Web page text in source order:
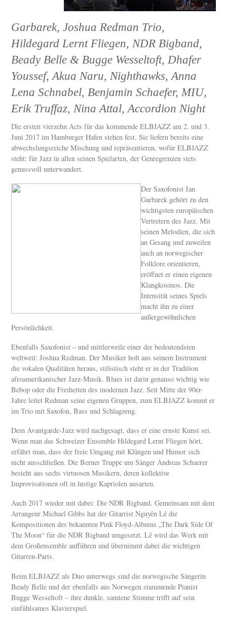
Garbarek, Joshua Redman Trio,
Hildegard Lernt Fliegen, NDR Bigband,
Beady Belle & Bugge Wesseltoft, Dhafer
Youssef, Akua Naru, Nighthawks, Anna
Lena Schnabel, Benjamin Schaefer, MIU,
Erik Truffaz, Nina Attal, Accordion Night
Die ersten vierzehn Acts für das kommende ELBJAZZ am 2. und 3.
Juni 2017 im Hamburger Hafen stehen fest. Sie liefern bereits eine
abwechslungsreiche Mischung und repräsentieren, wofür ELBJAZZ
steht: für Jazz in allen seinen Spielarten, der Genregrenzen stets
genussvoll unterwandert.
Der Saxofonist Jan
Garbarek gehört zu den
wichtigsten europäischen
Vertretern des Jazz. Mit
seinen Melodien, die sich
an Gesang und zuweilen
auch an norwegischer
Folklore orientieren,
eröffnet er einen eigenen
Klangkosmos. Die
Intensität seines Spiels
macht ihn zu einer
außergewöhnlichen
Persönlichkeit.
Ebenfalls Saxofonist – und mittlerweile einer der bedeutendsten
weltweit: Joshua Redman. Der Musiker holt aus seinem Instrument
die vokalen Qualitäten heraus, stilistisch steht er in der Tradition
afroamerikanischer Jazz-Musik. Blues ist darin genauso wichtig wie
Bebop oder die Freiheiten des modernen Jazz. Seit Mitte der 90er-
Jahre leitet Redman seine eigenen Gruppen, zum ELBJAZZ kommt er
im Trio mit Saxofon, Bass und Schlagzeug.
Dem Avantgarde-Jazz wird nachgesagt, dass er eine ernste Kunst sei.
Wenn man das Schweizer Ensemble Hildegard Lernt Fliegen hört,
erfährt man, dass der freie Umgang mit Klängen und Humor sich
nicht ausschließen. Die Berner Truppe um Sänger Andreas Schaerer
besteht aus sechs virtuosen Musikern, deren kollektive
Improvisationen oft in lustige Kapriolen ausarten.
Auch 2017 wieder mit dabei: Die NDR Bigband. Gemeinsam mit dem
Arrangeur Michael Gibbs hat der Gitarrist Nguyên Lê die
Kompositionen des bekannten Pink Floyd-Albums „The Dark Side Of
The Moon“ für die NDR Bigband umgesetzt. Lê wird das Werk mit
dem Großensemble aufführen und übernimmt dabei die wichtigen
Gitarren-Parts.
Beim ELBJAZZ als Duo unterwegs sind die norwegische Sängerin
Beady Belle und der ebenfalls aus Norwegen stammende Pianist
Bugge Wesseltoft – ihre dunkle, samtene Stimme trifft auf sein
einfühlsames Klavierspiel.